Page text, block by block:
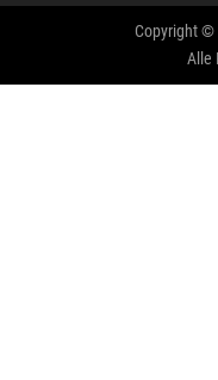
Copyright ©
Alle